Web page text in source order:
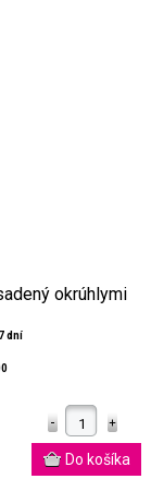
okrúhlymi
dní